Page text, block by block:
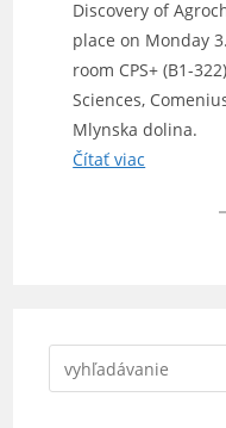
Discovery of
place on Monday
room CPS+ (B1-
Sciences,
Mlynska dolina.
Čítať viac